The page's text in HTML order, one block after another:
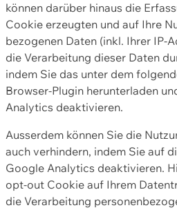
können darüber hinaus die
Cookie erzeugten und auf Ihre
bezogenen Daten (inkl. Ihrer IP-
die Verarbeitung dieser Daten
indem Sie das unter dem
Browser-Plugin herunterladen
Analytics deaktivieren.
Ausserdem können Sie die
auch verhindern, indem Sie auf
Google Analytics deaktivieren.
opt-out Cookie auf Ihrem
die Verarbeitung